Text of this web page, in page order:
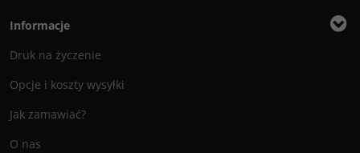
Informacje
Druk na życzenie
Opcje i koszty wysyłki
Jak zamawiać?
O nas